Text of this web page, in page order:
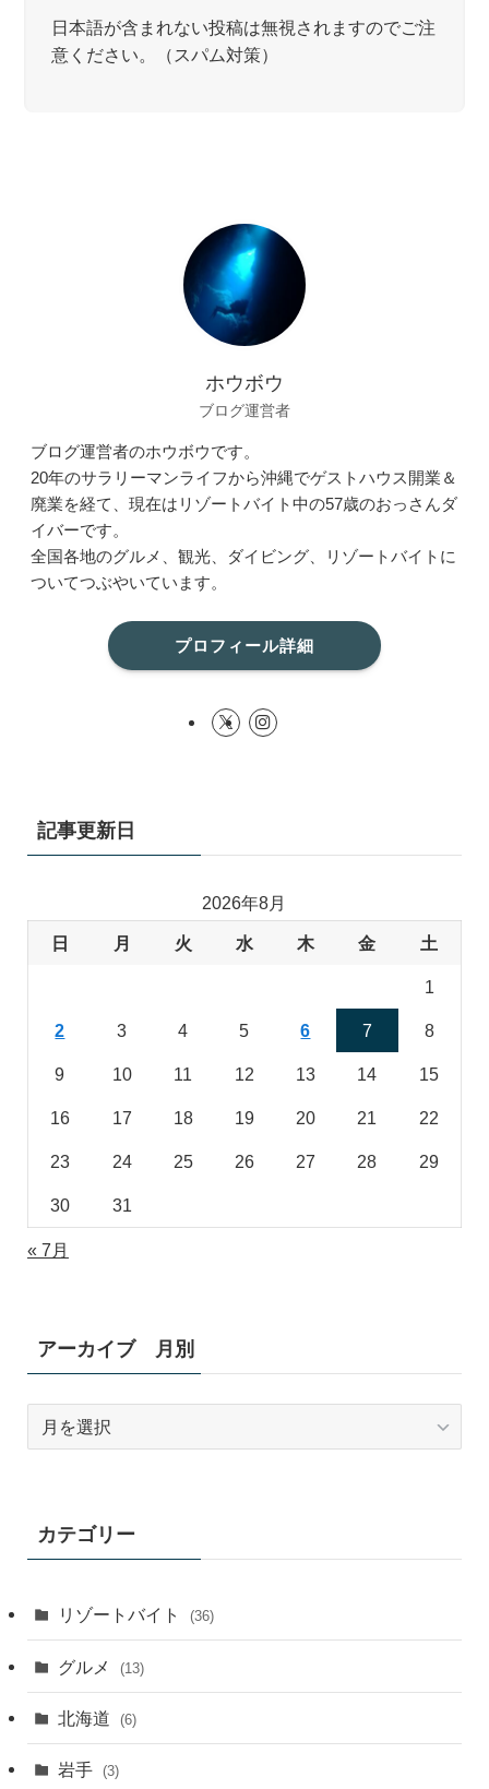
日本語が含まれない投稿は無視されますのでご注
意ください。（スパム対策）
ホウボウ
ブログ運営者
ブログ運営者のホウボウです。
20年のサラリーマンライフから沖縄でゲストハウス開業＆
廃業を経て、現在はリゾートバイト中の57歳のおっさんダ
イバーです。
全国各地のグルメ、観光、ダイビング、リゾートバイトに
ついてつぶやいています。
プロフィール詳細
記事更新日
2026年8月
日 月 火 水 木 金 土
1
2 3 4 5 6 7 8
9 10 11 12 13 14 15
16 17 18 19 20 21 22
23 24 25 26 27 28 29
30 31
« 7月
アーカイブ 月別
ブ
カテゴリー
リゾートバイト (36)
グルメ (13)
北海道 (6)
岩手 (3)